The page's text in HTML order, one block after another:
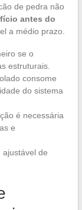
de pedra não
antes do
a médio prazo.
se o
estruturais.
consome
do sistema
é necessária
e
de